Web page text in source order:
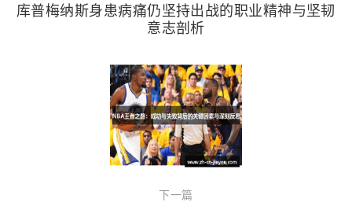
库普梅纳斯身患病痛仍坚持出战的职业精神与坚韧
意志剖析
下一篇